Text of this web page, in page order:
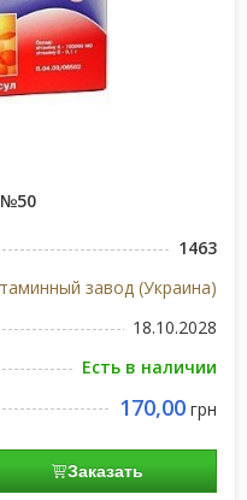
1463
завод (Украина)
18.10.2028
Есть в наличии
170,00 грн
Заказать